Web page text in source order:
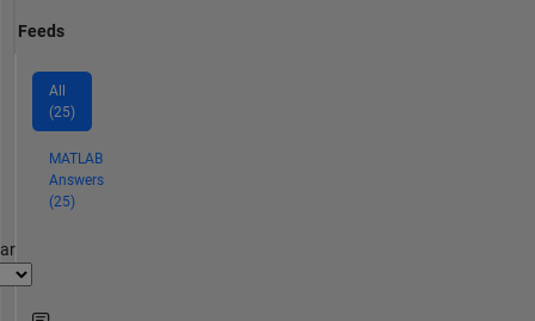
Feeds
All
(25)
MATLAB
Answers
(25)